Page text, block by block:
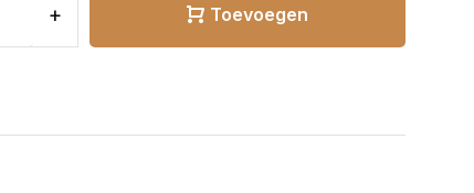
+ Toevoegen